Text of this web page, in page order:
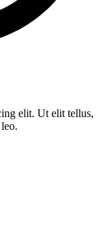
elit. Ut elit tellus,